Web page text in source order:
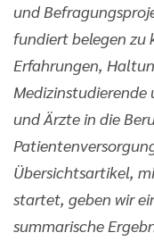
und
fundiert belegen zu
Erfahrungen,
und Ärzte in die
Übersichtsartikel,
startet, geben wir
summarische